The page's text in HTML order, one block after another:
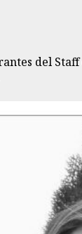
del Staff